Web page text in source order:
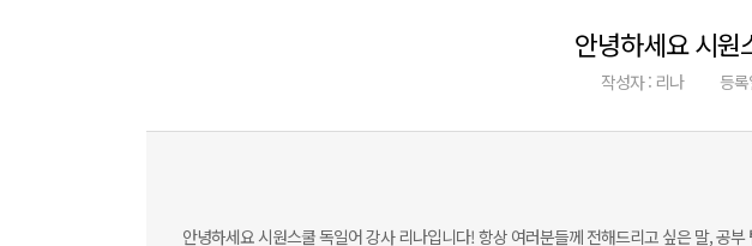
최유정
안녕하세요 시원
작성자 : 리나 등
안녕하세요 시원스쿨 독일어 강사 리나입니다! 항상 여러분들께 전해드리고 싶은 말, 공